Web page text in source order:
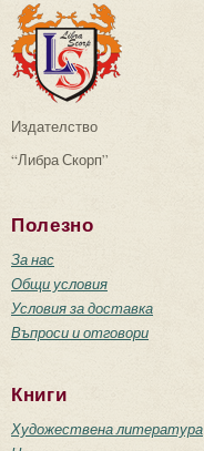
Издателство
“Либра Скорп”
Полезно
За нас
Общи условия
Условия за доставка
Въпроси и отговори
Книги
Художествена литература